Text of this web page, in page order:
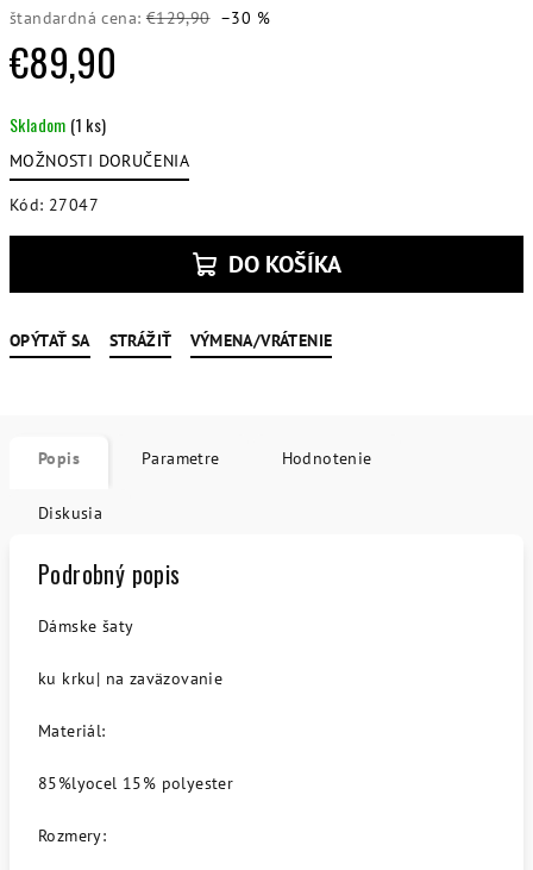
štandardná cena: €129,90 –30 %
€89,90
cena:
Skladom (1 ks)
MOŽNOSTI DORUČENIA
Kód: 27047
DO KOŠÍKA
OPÝTAŤ SA STRÁŽIŤ VÝMENA/VRÁTENIE
Popis Parametre Hodnotenie
Diskusia
Podrobný popis
Dámske šaty
ku krku| na zaväzovanie
Materiál:
85%lyocel 15% polyester
Rozmery: